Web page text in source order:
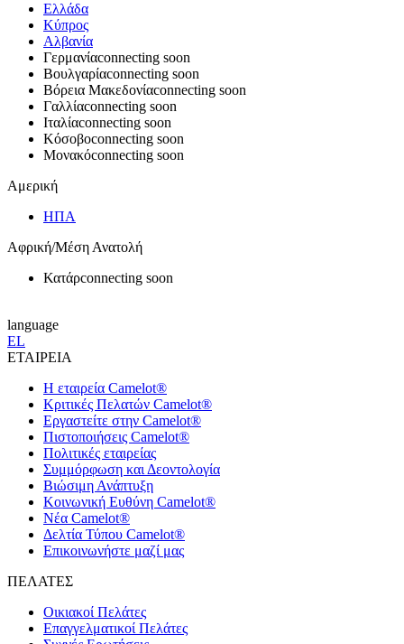
Ελλάδα
Κύπρος
Αλβανία
Γερμανίαconnecting soon
Βουλγαρίαconnecting soon
Βόρεια Μακεδονίαconnecting soon
Γαλλίαconnecting soon
Ιταλίαconnecting soon
Κόσοβοconnecting soon
Μονακόconnecting soon
Αμερική
ΗΠΑ
Αφρική/Μέση Ανατολή
Κατάρconnecting soon
language
EL
ΕΤΑΙΡΕΙΑ
Η εταιρεία Camelot®
Κριτικές Πελατών Camelot®
Εργαστείτε στην Camelot®
Πιστοποιήσεις Camelot®
Πολιτικές εταιρείας
Συμμόρφωση και Δεοντολογία
Βιώσιμη Ανάπτυξη
Κοινωνική Ευθύνη Camelot®
Νέα Camelot®
Δελτία Τύπου Camelot®
Επικοινωνήστε μαζί μας
ΠΕΛΑΤΕΣ
Οικιακοί Πελάτες
Επαγγελματικοί Πελάτες